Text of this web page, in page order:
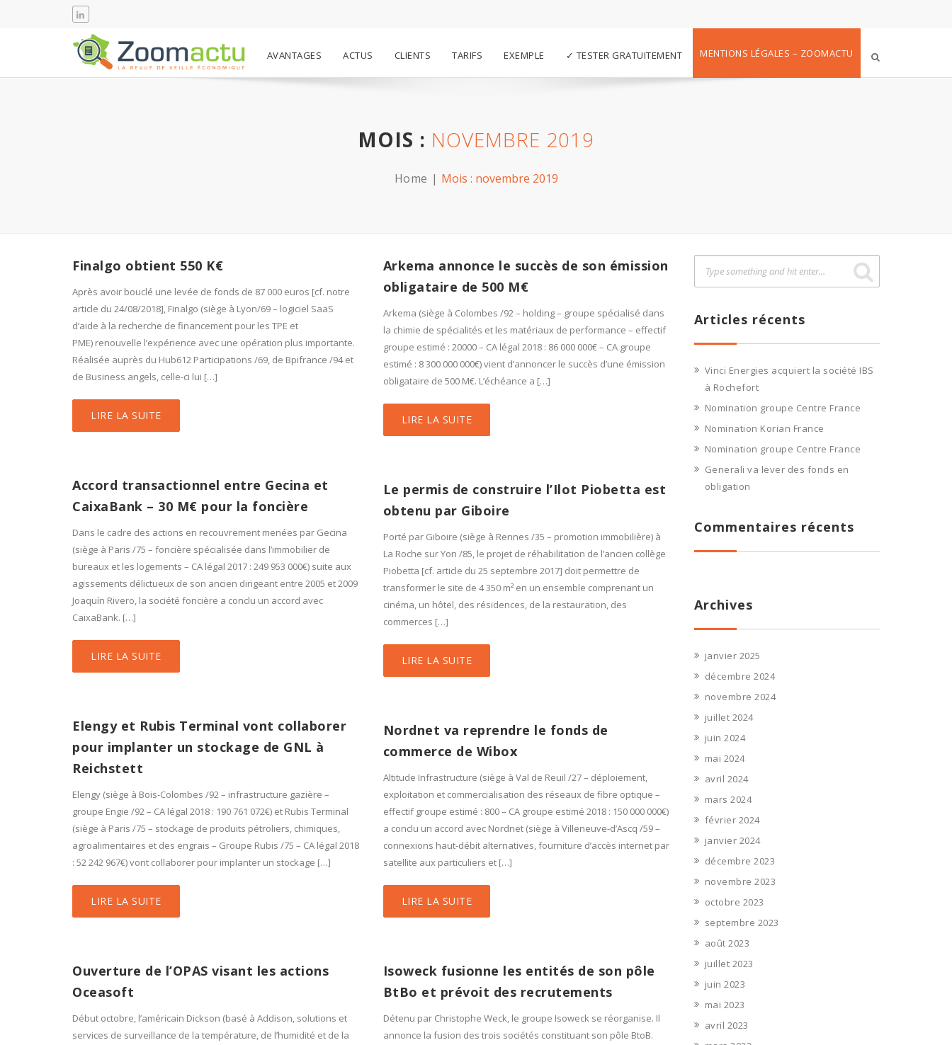
AVANTAGES ACTUS CLIENTS TARIFS EXEMPLE ✓ TESTER GRATUITEMENT MENTIONS LÉGALES – ZOOMACTU
MOIS : NOVEMBRE 2019
Home Mois : novembre 2019
Finalgo obtient 550 K€
Après avoir bouclé une levée de fonds de 87 000 euros [cf. notre
article du 24/08/2018], Finalgo (siège à Lyon/69 – logiciel SaaS
d’aide à la recherche de financement pour les TPE et
PME) renouvelle l’expérience avec une opération plus importante.
Réalisée auprès du Hub612 Participations /69, de Bpifrance /94 et
de Business angels, celle-ci lui […]
LIRE LA SUITE
Arkema annonce le succès de son émission
obligataire de 500 M€
Arkema (siège à Colombes /92 – holding – groupe spécialisé dans
la chimie de spécialités et les matériaux de performance – effectif
groupe estimé : 20000 – CA légal 2018 : 86 000 000€ – CA groupe
estimé : 8 300 000 000€) vient d’annoncer le succès d’une émission
obligataire de 500 M€. L’échéance a […]
LIRE LA SUITE
Accord transactionnel entre Gecina et
CaixaBank – 30 M€ pour la foncière
Dans le cadre des actions en recouvrement menées par Gecina
(siège à Paris /75 – foncière spécialisée dans l’immobilier de
bureaux et les logements – CA légal 2017 : 249 953 000€) suite aux
agissements délictueux de son ancien dirigeant entre 2005 et 2009
Joaquín Rivero, la société foncière a conclu un accord avec
CaixaBank. […]
LIRE LA SUITE
Le permis de construire l’Ilot Piobetta est
obtenu par Giboire
Porté par Giboire (siège à Rennes /35 – promotion immobilière) à
La Roche sur Yon /85, le projet de réhabilitation de l’ancien collège
Piobetta [cf. article du 25 septembre 2017] doit permettre de
transformer le site de 4 350 m² en un ensemble comprenant un
cinéma, un hôtel, des résidences, de la restauration, des
commerces […]
LIRE LA SUITE
Elengy et Rubis Terminal vont collaborer
pour implanter un stockage de GNL à
Reichstett
Elengy (siège à Bois-Colombes /92 – infrastructure gazière –
groupe Engie /92 – CA légal 2018 : 190 761 072€) et Rubis Terminal
(siège à Paris /75 – stockage de produits pétroliers, chimiques,
agroalimentaires et des engrais – Groupe Rubis /75 – CA légal 2018
: 52 242 967€) vont collaborer pour implanter un stockage […]
LIRE LA SUITE
Nordnet va reprendre le fonds de
commerce de Wibox
Altitude Infrastructure (siège à Val de Reuil /27 – déploiement,
exploitation et commercialisation des réseaux de fibre optique –
effectif groupe estimé : 800 – CA groupe estimé 2018 : 150 000 000€)
a conclu un accord avec Nordnet (siège à Villeneuve-d’Ascq /59 –
connexions haut-débit alternatives, fourniture d’accès internet par
satellite aux particuliers et […]
LIRE LA SUITE
Ouverture de l’OPAS visant les actions
Oceasoft
Début octobre, l’américain Dickson (basé à Addison, solutions et
services de surveillance de la température, de l’humidité et de la
Isoweck fusionne les entités de son pôle
BtBo et prévoit des recrutements
Détenu par Christophe Weck, le groupe Isoweck se réorganise. Il
annonce la fusion des trois sociétés constituant son pôle BtoB.
Articles récents
Vinci Energies acquiert la société IBS
à Rochefort
Nomination groupe Centre France
Nomination Korian France
Nomination groupe Centre France
Generali va lever des fonds en
obligation
Commentaires récents
Archives
janvier 2025
décembre 2024
novembre 2024
juillet 2024
juin 2024
mai 2024
avril 2024
mars 2024
février 2024
janvier 2024
décembre 2023
novembre 2023
octobre 2023
septembre 2023
août 2023
juillet 2023
juin 2023
mai 2023
avril 2023